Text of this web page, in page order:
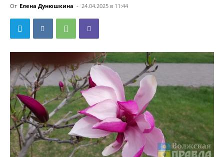
От Елена Дунюшкина - 24.04.2025 в 11:44